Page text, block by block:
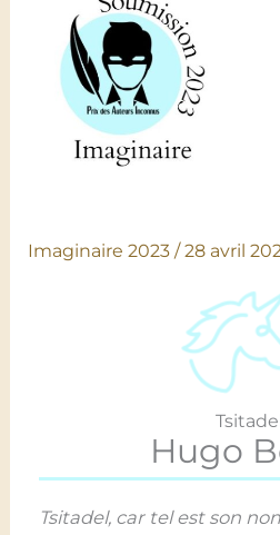
Imaginaire 2023 /28 avril
Hugo
Tsitadel, car tel est son